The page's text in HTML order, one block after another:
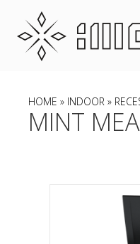
HOME » INDOOR »
MINT